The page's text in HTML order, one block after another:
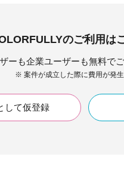
のご利用は
ーも企業ユーザーも無料で
※ 案件が成立した際に費用が発
して仮登録